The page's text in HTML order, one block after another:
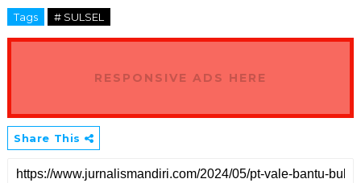
Tags # SULSEL
RESPONSIVE ADS HERE
Share This